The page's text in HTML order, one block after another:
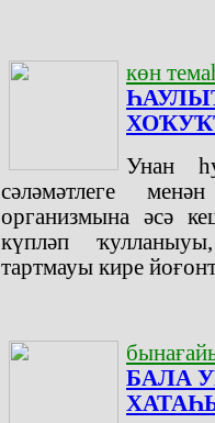
көн
Унан
сәләмәтлеге
организмына әсә
күпләп
тартмауы кире
БАЛА